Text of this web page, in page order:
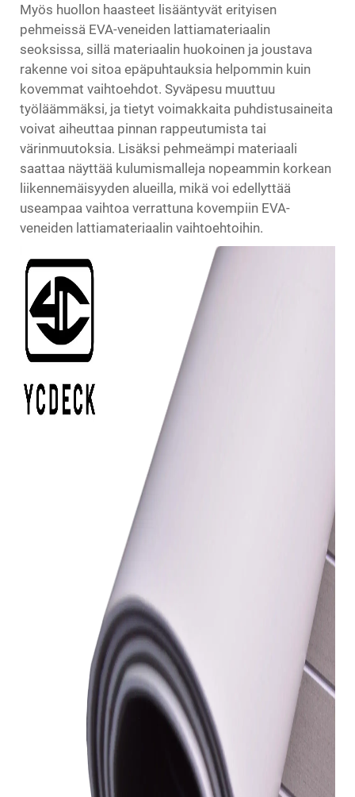
Myös huollon haasteet lisääntyvät erityisen
pehmeissä EVA-veneiden lattiamateriaalin
seoksissa, sillä materiaalin huokoinen ja joustava
rakenne voi sitoa epäpuhtauksia helpommin kuin
kovemmat vaihtoehdot. Syväpesu muuttuu
työläämmäksi, ja tietyt voimakkaita puhdistusaineita
voivat aiheuttaa pinnan rappeutumista tai
värinmuutoksia. Lisäksi pehmeämpi materiaali
saattaa näyttää kulumismalleja nopeammin korkean
liikennemäisyyden alueilla, mikä voi edellyttää
useampaa vaihtoa verrattuna kovempiin EVA-
veneiden lattiamateriaalin vaihtoehtoihin.